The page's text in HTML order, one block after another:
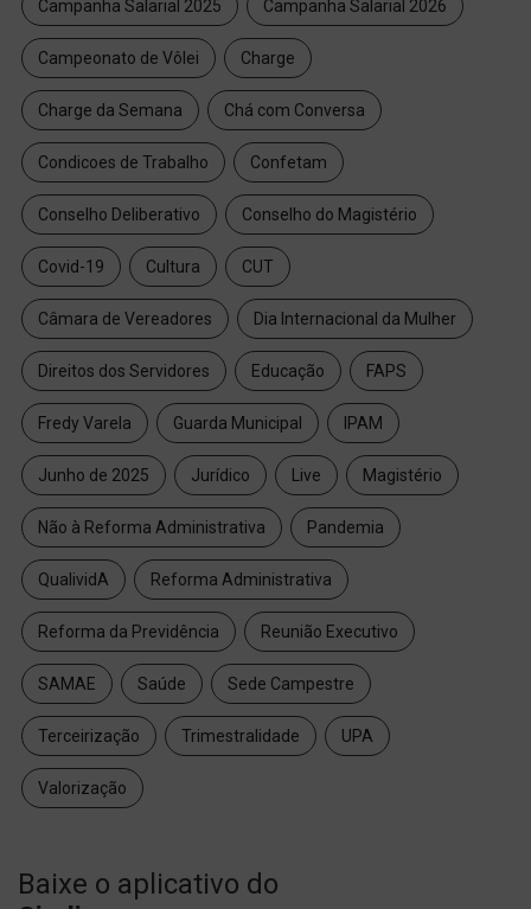
Campanha Salarial 2025 Campanha Salarial 2026
Campeonato de Vôlei Charge
Charge da Semana Chá com Conversa
Condicoes de Trabalho Confetam
Conselho Deliberativo Conselho do Magistério
Covid-19 Cultura CUT
Câmara de Vereadores Dia Internacional da Mulher
Direitos dos Servidores Educação FAPS
Fredy Varela Guarda Municipal IPAM
Junho de 2025 Jurídico Live Magistério
Não à Reforma Administrativa Pandemia
QualividA Reforma Administrativa
Reforma da Previdência Reunião Executivo
SAMAE Saúde Sede Campestre
Terceirização Trimestralidade UPA
Valorização
Baixe o aplicativo do